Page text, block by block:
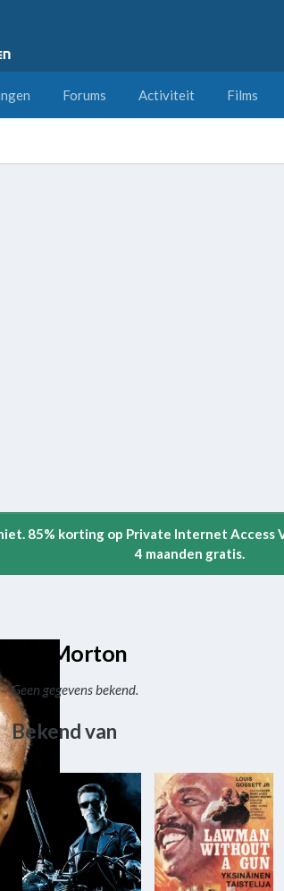
Forums Activiteit Films
85% korting op Private Internet Access
4 maanden gratis.
Joe Morton
Geen gegevens bekend.
Bekend van